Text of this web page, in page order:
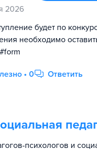
2026
будет по
необходимо
• 0 Ответить
психологов и